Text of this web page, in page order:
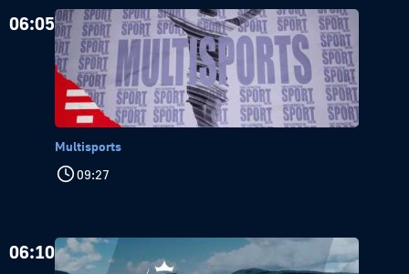
06:05
Multisports
09:27
06:10